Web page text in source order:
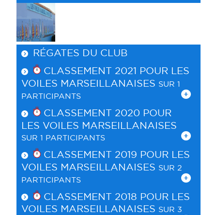
RÉGATES DU CLUB
CLASSEMENT 2021 POUR LES
VOILES MARSEILLANAISES SUR 1
PARTICIPANTS
CLASSEMENT 2020 POUR
LES VOILES MARSEILLANAISES
SUR 1 PARTICIPANTS
CLASSEMENT 2019 POUR LES
VOILES MARSEILLANAISES SUR 2
PARTICIPANTS
CLASSEMENT 2018 POUR LES
VOILES MARSEILLANAISES SUR 3